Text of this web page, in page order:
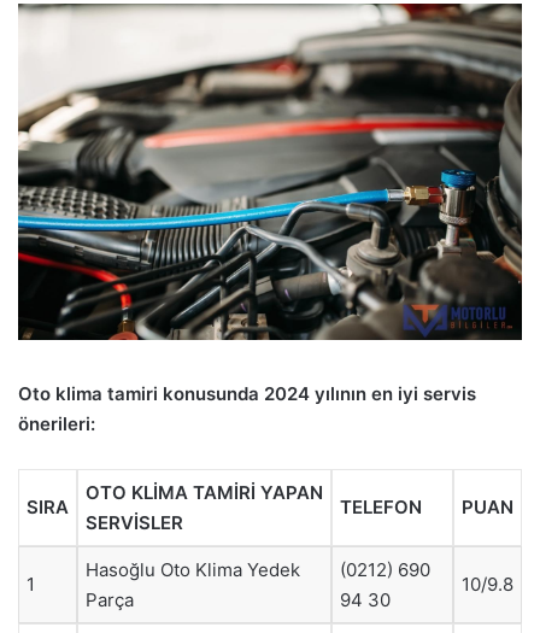
Oto klima tamiri konusunda 2024 yılının en iyi servis
önerileri:
SIRA
OTO KLİMA TAMİRİ YAPAN
SERVİSLER
TELEFON PUAN
1
Hasoğlu Oto Klima Yedek
Parça
(0212) 690
94 30
10/9.8